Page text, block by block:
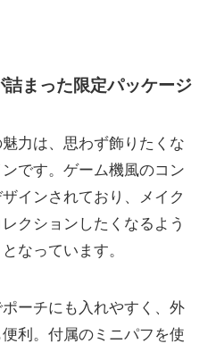
まった限定パッケージ
力は、思わず飾りたくな
です。ゲーム機風のコン
インされており、メイク
クションしたくなるよう
なっています。
ーチにも入れやすく、外
利。付属のミニパフを使